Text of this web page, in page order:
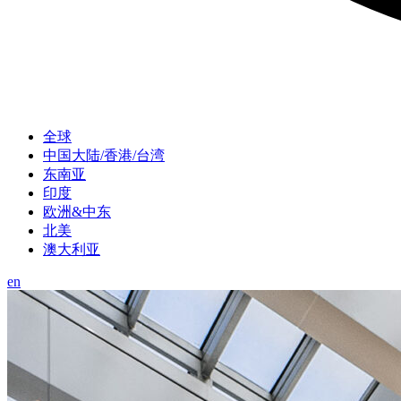
全球
中国大陆/香港/台湾
东南亚
印度
欧洲&中东
北美
澳大利亚
en